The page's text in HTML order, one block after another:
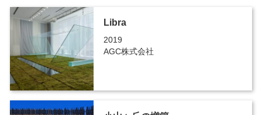
Libra
2019
AGC株式会社